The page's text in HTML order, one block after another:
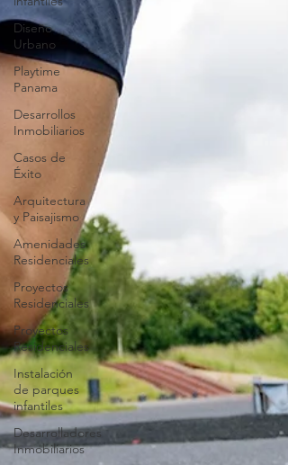
Diseño
Urbano
Playtime
Panama
Desarrollos
Inmobiliarios
Casos de
Éxito
Arquitectura
y Paisajismo
Amenidades
Residenciales
Proyectos
Residenciales
Proyectos
Residenciales
Instalación
de parques
infantiles
Desarrolladores
Inmobiliarios